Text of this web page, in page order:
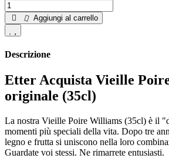
Aggiungi al carrello
Descrizione
Etter Acquista Vieille
originale (35cl)
La nostra Vieille Poire Williams (35cl) è il
momenti più speciali della vita. Dopo tre
legno e frutta si uniscono nella loro
Guardate voi stessi. Ne rimarrete entusiasti.